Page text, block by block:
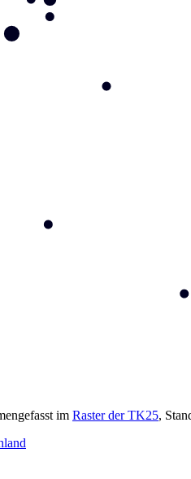
im Raster der TK25,